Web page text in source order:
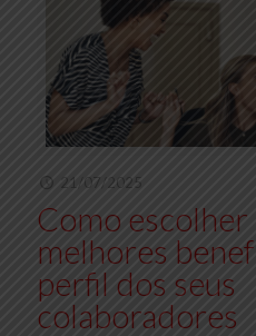
21/07/2025
Como escolher
melhores
perfil dos seus
colaboradores